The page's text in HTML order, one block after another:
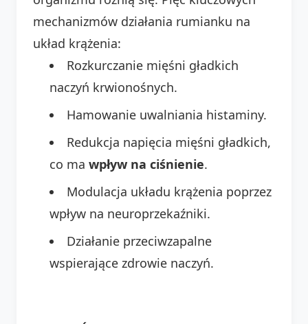
mechanizmów działania rumianku na
układ krążenia:
Rozkurczanie mięśni gładkich
naczyń krwionośnych.
Hamowanie uwalniania histaminy.
Redukcja napięcia mięśni gładkich,
co ma wpływ na ciśnienie.
Modulacja układu krążenia poprzez
wpływ na neuroprzekaźniki.
Działanie przeciwzapalne
wspierające zdrowie naczyń.